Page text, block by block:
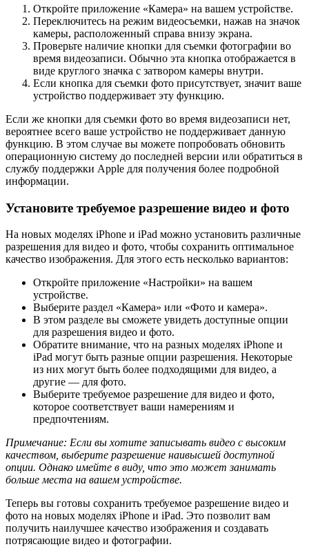
Откройте приложение «Камера» на вашем устройстве.
Переключитесь на режим видеосъемки, нажав на значок
камеры, расположенный справа внизу экрана.
Проверьте наличие кнопки для съемки фотографии во
время видеозаписи. Обычно эта кнопка отображается в
виде круглого значка с затвором камеры внутри.
Если кнопка для съемки фото присутствует, значит ваше
устройство поддерживает эту функцию.
Если же кнопки для съемки фото во время видеозаписи нет,
вероятнее всего ваше устройство не поддерживает данную
функцию. В этом случае вы можете попробовать обновить
операционную систему до последней версии или обратиться в
службу поддержки Apple для получения более подробной
информации.
Установите требуемое разрешение видео и фото
На новых моделях iPhone и iPad можно установить различные
разрешения для видео и фото, чтобы сохранить оптимальное
качество изображения. Для этого есть несколько вариантов:
Откройте приложение «Настройки» на вашем
устройстве.
Выберите раздел «Камера» или «Фото и камера».
В этом разделе вы сможете увидеть доступные опции
для разрешения видео и фото.
Обратите внимание, что на разных моделях iPhone и
iPad могут быть разные опции разрешения. Некоторые
из них могут быть более подходящими для видео, а
другие — для фото.
Выберите требуемое разрешение для видео и фото,
которое соответствует ваши намерениям и
предпочтениям.
Примечание: Если вы хотите записывать видео с высоким
качеством, выберите разрешение наивысшей доступной
опции. Однако имейте в виду, что это может занимать
больше места на вашем устройстве.
Теперь вы готовы сохранить требуемое разрешение видео и
фото на новых моделях iPhone и iPad. Это позволит вам
получить наилучшее качество изображения и создавать
потрясающие видео и фотографии.